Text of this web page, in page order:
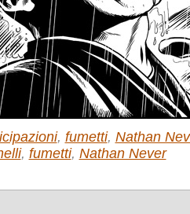
, fumetti, Nathan
, fumetti, Nathan Never